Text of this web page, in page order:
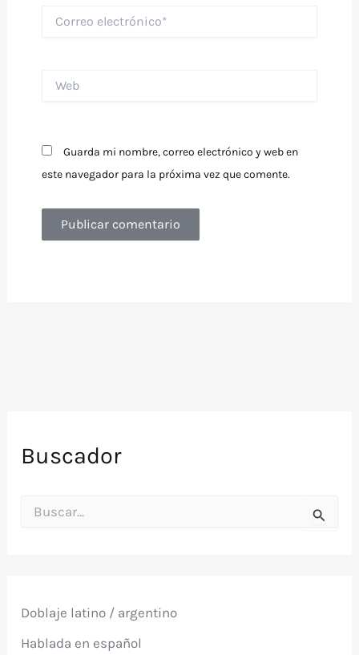
electrónico*
Guarda mi nombre, correo electrónico y web en
este navegador para la próxima vez que comente.
Buscador
o
:
Doblaje latino / argentino
Hablada en español